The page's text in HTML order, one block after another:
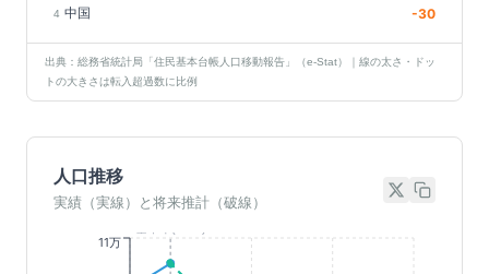
4 中国 -30
出典：総務省統計局「住民基本台帳人口移動報告」（e-Stat）｜線の太さ・ドッ
トの大きさは転入超過数に比例
人口推移
実績（実線）と将来推計（破線）
11万